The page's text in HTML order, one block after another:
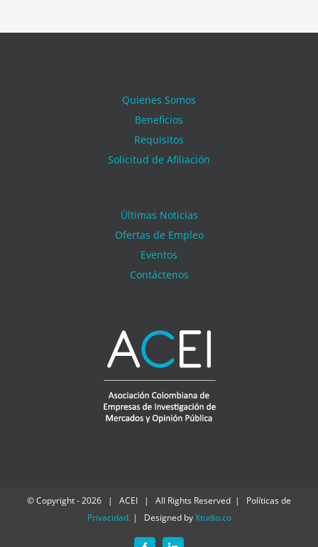
Quienes Somos
Beneficios
Requisitos
Solicitud de Afiliación
Últimas Noticias
Ofertas de Empleo
Eventos
Contáctenos
© Copyright -2026 | ACEI | All Rights Reserved | Políticas de
Privacidad. | Designed byXtudio.co